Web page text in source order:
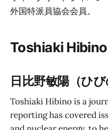
外国特派員協会会員。
Toshiaki Hibino
日比野敏陽（ひ
Toshiaki Hibino is a
reporting has covered